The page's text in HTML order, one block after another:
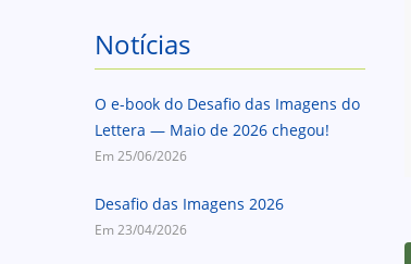
Notícias
O e-book do Desafio das Imagens do
Lettera — Maio de 2026 chegou!
Em 25/06/2026
Desafio das Imagens 2026
Em 23/04/2026